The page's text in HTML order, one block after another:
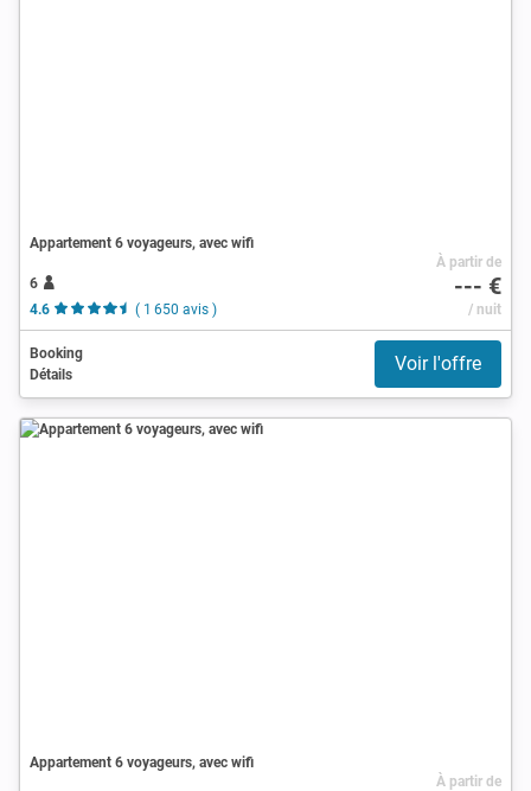
Appartement 6 voyageurs, avec wifi
6
4.6
( 1 650 avis )
À partir de
--- €
/ nuit
Booking
Détails
Voir l'offre
Appartement 6 voyageurs, avec wifi
À partir de